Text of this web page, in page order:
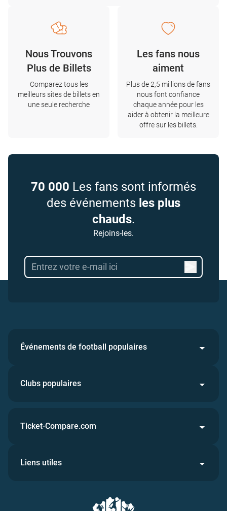
Nous Trouvons
Plus de Billets
Comparez tous les
meilleurs sites de billets en
une seule recherche
Les fans nous
aiment
Plus de 2,5 millions de fans
nous font confiance
chaque année pour les
aider à obtenir la meilleure
offre sur les billets.
70 000 Les fans sont informés
des événements les plus
chauds.
Rejoins-les.
Événements de football populaires
Clubs populaires
Ticket-Compare.com
Liens utiles